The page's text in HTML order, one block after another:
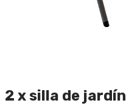
2 x silla de jardín